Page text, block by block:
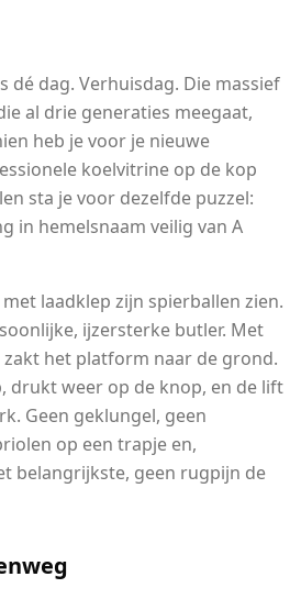
dé dag. Verhuisdag. Die massief
al drie generaties meegaat,
heb je voor je nieuwe
koelvitrine op de kop
sta je voor dezelfde puzzel:
in hemelsnaam veilig van A
laadklep zijn spierballen zien.
ijzersterke butler. Met
het platform naar de grond.
drukt weer op de knop, en de lift
Geen geklungel, geen
op een trapje en,
belangrijkste, geen rugpijn de